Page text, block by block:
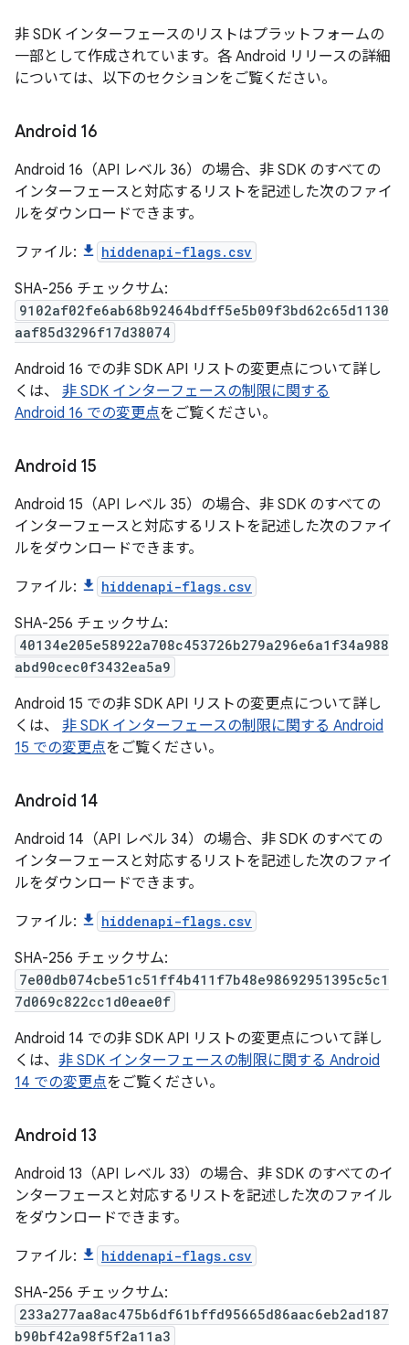
非 SDK インターフェースのリストはプラットフォームの
一部として作成されています。各 Android リリースの詳細
については、以下のセクションをご覧ください。
Android 16
Android 16（API レベル 36）の場合、非 SDK のすべての
インターフェースと対応するリストを記述した次のファイ
ルをダウンロードできます。
ファイル: hiddenapi-flags.csv
SHA-256 チェックサム:
9102af02fe6ab68b92464bdff5e5b09f3bd62c65d1130
aaf85d3296f17d38074
Android 16 での非 SDK API リストの変更点について詳し
くは、 非 SDK インターフェースの制限に関する
Android 16 での変更点をご覧ください。
Android 15
Android 15（API レベル 35）の場合、非 SDK のすべての
インターフェースと対応するリストを記述した次のファイ
ルをダウンロードできます。
ファイル: hiddenapi-flags.csv
SHA-256 チェックサム:
40134e205e58922a708c453726b279a296e6a1f34a988
abd90cec0f3432ea5a9
Android 15 での非 SDK API リストの変更点について詳し
くは、 非 SDK インターフェースの制限に関する Android
15 での変更点をご覧ください。
Android 14
Android 14（API レベル 34）の場合、非 SDK のすべての
インターフェースと対応するリストを記述した次のファイ
ルをダウンロードできます。
ファイル: hiddenapi-flags.csv
SHA-256 チェックサム:
7e00db074cbe51c51ff4b411f7b48e98692951395c5c1
7d069c822cc1d0eae0f
Android 14 での非 SDK API リストの変更点について詳し
くは、 非 SDK インターフェースの制限に関する Android
14 での変更点をご覧ください。
Android 13
Android 13（API レベル 33）の場合、非 SDK のすべてのイ
ンターフェースと対応するリストを記述した次のファイル
をダウンロードできます。
ファイル: hiddenapi-flags.csv
SHA-256 チェックサム:
233a277aa8ac475b6df61bffd95665d86aac6eb2ad187
b90bf42a98f5f2a11a3